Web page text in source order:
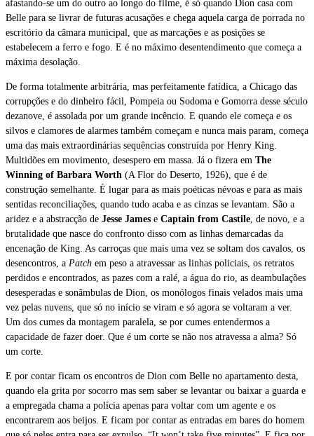
afastando-se um do outro ao longo do filme, é só quando Dion casa com
Belle para se livrar de futuras acusações e chega aquela carga de porrada no
escritório da câmara municipal, que as marcações e as posições se
estabelecem a ferro e fogo. E é no máximo desentendimento que começa a
máxima desolação.
De forma totalmente arbitrária, mas perfeitamente fatídica, a Chicago das
corrupções e do dinheiro fácil, Pompeia ou Sodoma e Gomorra desse século
dezanove, é assolada por um grande incêncio. E quando ele começa e os
silvos e clamores de alarmes também começam e nunca mais param, começa
uma das mais extraordinárias sequências construída por Henry King.
Multidões em movimento, desespero em massa. Já o fizera em The
Winning of Barbara Worth (A Flor do Deserto, 1926), que é de
construção semelhante. É lugar para as mais poéticas névoas e para as mais
sentidas reconciliações, quando tudo acaba e as cinzas se levantam. São a
aridez e a abstracção de Jesse James e Captain from Castile , de novo, e a
brutalidade que nasce do confronto disso com as linhas demarcadas da
encenação de King. As carroças que mais uma vez se soltam dos cavalos, os
desencontros, a Patch em peso a atravessar as linhas policiais, os retratos
perdidos e encontrados, as pazes com a ralé, a água do rio, as deambulações
desesperadas e sonâmbulas de Dion, os monólogos finais velados mais uma
vez pelas nuvens, que só no início se viram e só agora se voltaram a ver.
Um dos cumes da montagem paralela, se por cumes entendermos a
capacidade de fazer doer. Que é um corte se não nos atravessa a alma? Só
um corte.
E por contar ficam os encontros de Dion com Belle no apartamento desta,
quando ela grita por socorro mas sem saber se levantar ou baixar a guarda e
a empregada chama a polícia apenas para voltar com um agente e os
encontrarem aos beijos. E ficam por contar as entradas em bares do homem